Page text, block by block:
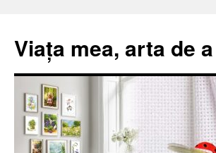
Viața mea, arta de